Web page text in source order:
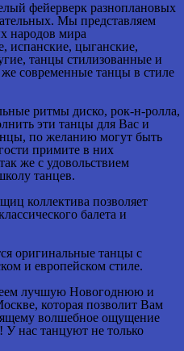
фейерверк разноплановых
Мы представляем
народов мира
испанские, цыганские,
танцы стилизованные и
современные танцы в стиле
ритмы диско, рок-н-ролла,
эти танцы для Вас и
по желанию могут быть
примите в них
же с удовольствием
танцев.
коллектива позволяет
балета и
оригинальные танцы с
и европейском стиле.
лучшую Новогоднюю и
которая позволит Вам
волшебное ощущение
У нас танцуют не только